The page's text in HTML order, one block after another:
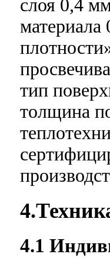
слоя 0,4
тип
толщина
4.1